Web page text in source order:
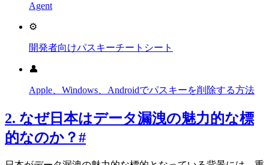
Agent
⚙️
開発者向けパスキーチートシート
👤
Apple、Windows、Androidでパスキーを削除する方法
2. なぜ日本はデータ漏洩の魅力的な標
的なのか？#